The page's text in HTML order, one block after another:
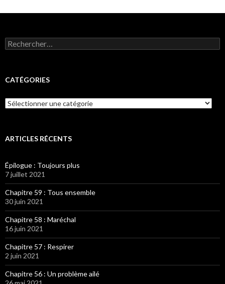
Rechercher :
CATÉGORIES
Catégories
ARTICLES RÉCENTS
Épilogue : Toujours plus
7 juillet 2021
Chapitre 59 : Tous ensemble
30 juin 2021
Chapitre 58 : Maréchal
16 juin 2021
Chapitre 57 : Respirer
2 juin 2021
Chapitre 56 : Un problème ailé